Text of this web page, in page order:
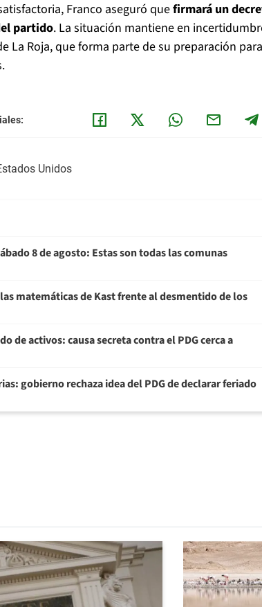
Franco aseguró quefirmará un
partido. La situación mantiene en
La Roja, que forma parte de su preparación para
Unidos
8 de agosto: Estas son todas las comunas
matemáticas de Kast frente al desmentido de los
de activos: causa secreta contra el PDG cerca a
gobierno rechaza idea del PDG de declarar feriado